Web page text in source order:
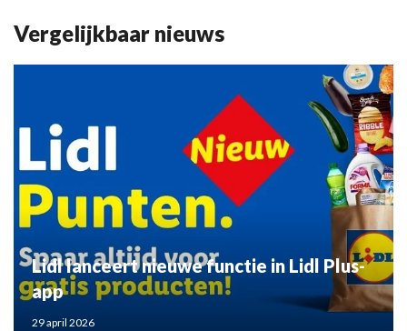
Vergelijkbaar nieuws
Lidl lanceert nieuwe functie in Lidl Plus-
app
29 april 2026